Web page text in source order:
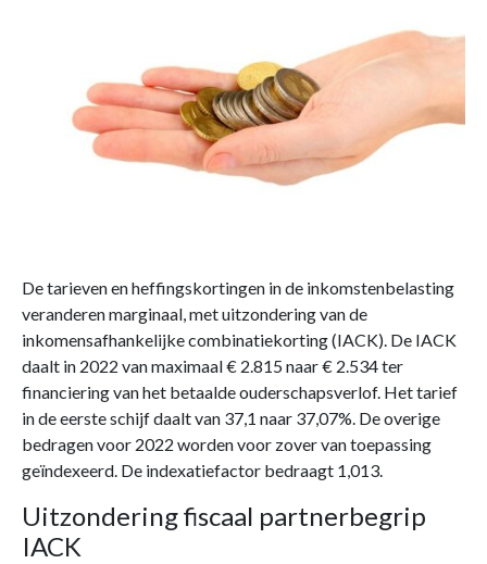
De tarieven en heffingskortingen in de inkomstenbelasting
veranderen marginaal, met uitzondering van de
inkomensafhankelijke combinatiekorting (IACK). De IACK
daalt in 2022 van maximaal € 2.815 naar € 2.534 ter
financiering van het betaalde ouderschapsverlof. Het tarief
in de eerste schijf daalt van 37,1 naar 37,07%. De overige
bedragen voor 2022 worden voor zover van toepassing
geïndexeerd. De indexatiefactor bedraagt 1,013.
Uitzondering fiscaal partnerbegrip
IACK